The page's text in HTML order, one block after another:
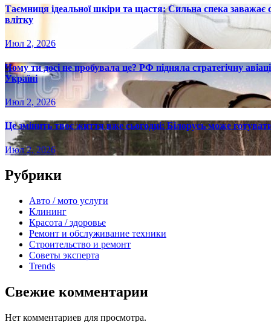
Таємниця ідеальної шкіри та щастя: Сильна спека
влітку
Июл 2, 2026
Чому ти досі не пробувала це? РФ підняла стратегічну
Україні
Июл 2, 2026
Це змінить твоє життя вже сьогодні: Білорусь може
Июл 2, 2026
Рубрики
Авто / мото услуги
Клининг
Красота / здоровье
Ремонт и обслуживание техники
Строительство и ремонт
Советы эксперта
Trends
Свежие комментарии
Нет комментариев для просмотра.